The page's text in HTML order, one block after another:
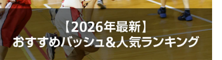
ョンを提供します。
◇エアズームユニットをヒールから前足部に移動して、ディフェン
ダーを抜き去るためのターボブーストをさらに強化しました。
更新されたミッドフットウェビングシステムが成形アッパーと連携